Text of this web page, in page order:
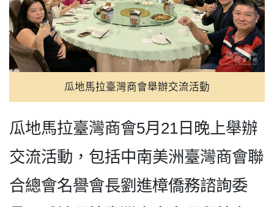
瓜地馬拉臺灣商會舉辦交流活動
瓜地馬拉臺灣商會5月21日晚上舉辦
交流活動，包括中南美洲臺灣商會聯
合總會名譽會長劉進樟僑務諮詢委